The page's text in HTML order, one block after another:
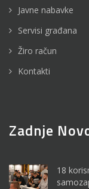
Javne nabavke
Servisi građana
Žiro račun
Kontakti
Zadnje
18